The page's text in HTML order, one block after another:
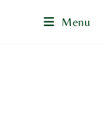
Menu